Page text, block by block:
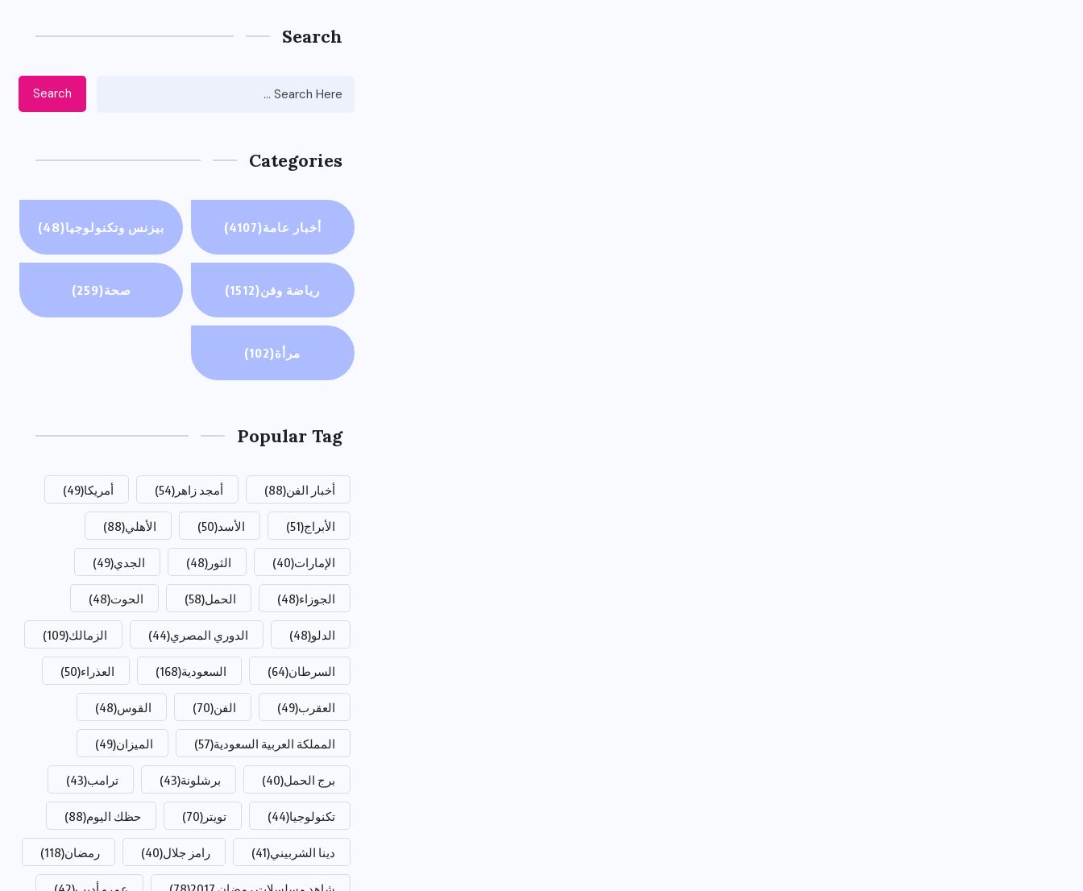
Search
Search
Categories
أخبار عامة(4107) بيزنس وتكنولوجيا(48)
رياضة وفن(1512) صحة(259)
مرأة(102)
Popular Tag
أخبار الفن(88) أمجد زاهر (54) أمريكا(49)
الأبراج(51) الأسد(50) الأهلي(88)
الإمارات(40) الثور (48) الجدي(49)
الجوزاء(48) الحمل(58) الحوت(48)
الدلو(48) الدوري المصري(44) الزمالك(109)
السرطان(64) السعودية(168) العذراء(50)
العقرب(49) الفن(70) القوس(48)
المملكة العربية السعودية(57) الميزان(49)
برج الحمل(40) برشلونة(43) ترامب(43)
تكنولوجيا(44) تويتر (70) حظك اليوم(88)
دينا الشربيني(41) رامز جلال(40) رمضان(118)